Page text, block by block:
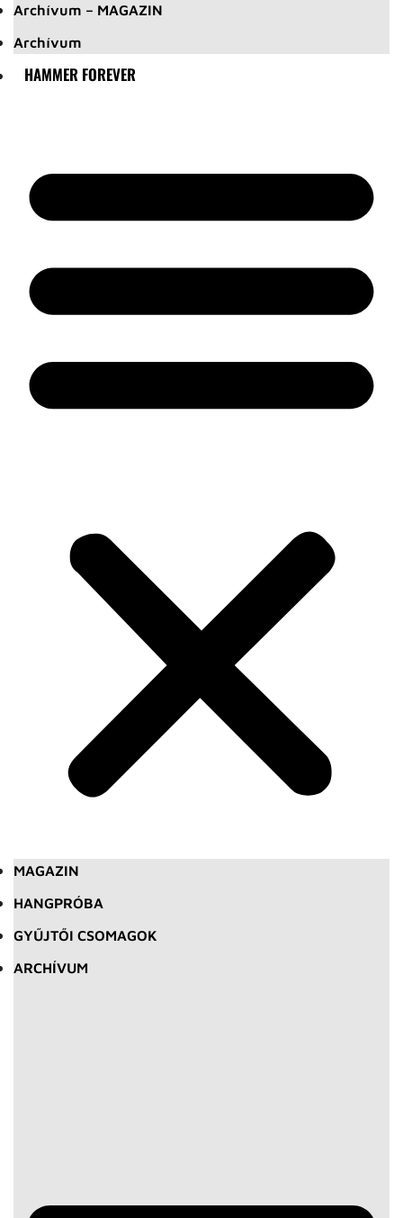
Archívum – MAGAZIN
Archívum
HAMMER FOREVER
MAGAZIN
HANGPRÓBA
GYŰJTŐI CSOMAGOK
ARCHÍVUM